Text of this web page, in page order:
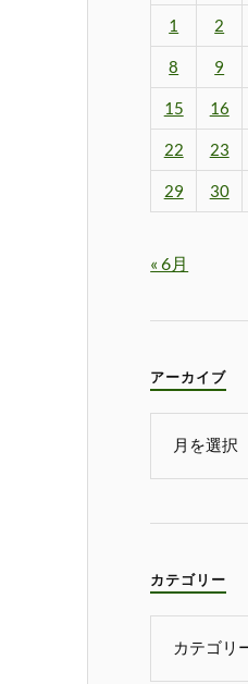
1 2
8 9
15 16
22 23
29 30
« 6月
アーカイブ
カテゴリー